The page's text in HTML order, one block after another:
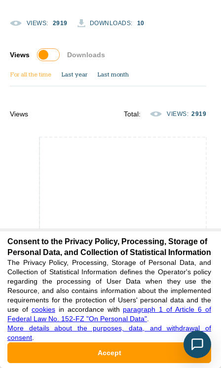
VIEWS: 2919 DOWNLOADS: 10
For all the time Last year Last month
Views Downloads
Views Total: VIEWS: 2919
Consent to the Privacy Policy, Processing, Storage of
Personal Data, and Collection of Statistical Information
The Privacy Policy, Processing, Storage of Personal Data, and
Collection of Statistical Information defines the Operator's policy
regarding the processing of User Data when they use the
Resource, and also contains information about the implemented
requirements for the protection of Users' personal data and the
use of cookiesin accordance with paragraph 1 of Article 6 of
Federal Law No. 152-FZ "On Personal Data"
More details about the purposes, data, and withdrawal of
consent
Accept